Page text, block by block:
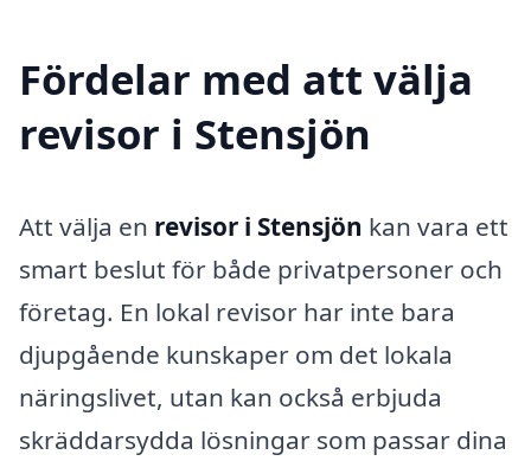
Fördelar med att välja
revisor i Stensjön
Att välja en revisor i Stensjön kan vara ett
smart beslut för både privatpersoner och
företag. En lokal revisor har inte bara
djupgående kunskaper om det lokala
näringslivet, utan kan också erbjuda
skräddarsydda lösningar som passar dina